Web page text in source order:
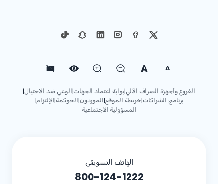
A
A
الفروع وأجهزة الصراف الآلي|بوابة اعتماد الجهات|الوعي ضد الاحتيال|
برنامج الشراكات|خريطة الموقع|الموردون|الحوكمة|الإلتزام|
المسؤولية الاجتماعية
الهاتف التسويقي
800-124-1222